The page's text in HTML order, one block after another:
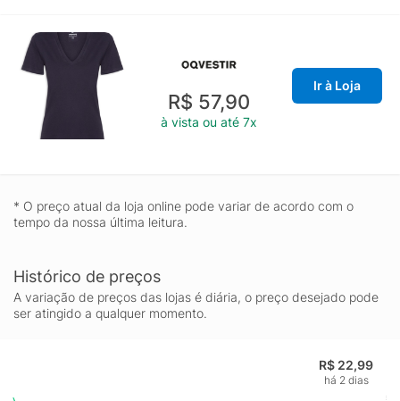
R$ 57,90
à vista ou até 7x
Ir à Loja
* O preço atual da loja online pode variar de acordo com o
tempo da nossa última leitura.
Histórico de preços
A variação de preços das lojas é diária, o preço desejado pode
ser atingido a qualquer momento.
R$ 22,99
há 2 dias